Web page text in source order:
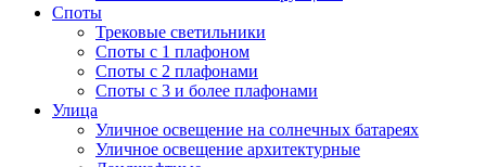
Споты
Трековые светильники
Споты с 1 плафоном
Споты с 2 плафонами
Споты с 3 и более плафонами
Улица
Уличное освещение на солнечных батареях
Уличное освещение архитектурные